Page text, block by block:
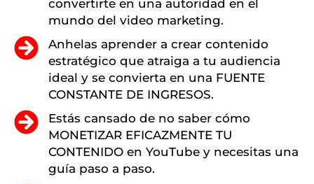
convertirte en una autoridad en el
mundo del video marketing.
Anhelas aprender a crear contenido
estratégico que atraiga a tu audiencia
ideal y se convierta en una FUENTE
CONSTANTE DE INGRESOS.
Estás cansado de no saber cómo
MONETIZAR EFICAZMENTE TU
CONTENIDO en YouTube y necesitas una
guía paso a paso.